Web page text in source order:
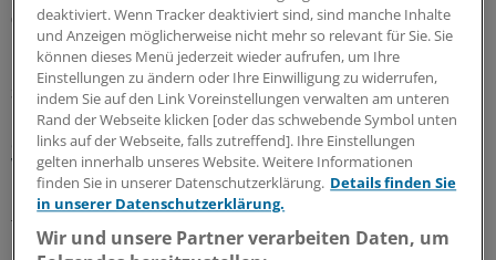
07.08.2026
Sparpaket sorgt für Unsicherheit
Praxisbesonderheiten in Zeiten des GKV-
Spargesetzes: Klarheit soll es in der kommenden
Woche geben
Ein Passus des Beitragssatzstabilisierungsgesetz sorgt
für Unruhe unter Ärztinnen und Ärzten. Stehen die
Praxisbesonderheiten auf der Kippe? Oder eher doch
deaktiviert. Wenn Tracker deaktiviert sind, sind manche Inhalte
und Anzeigen möglicherweise nicht mehr so relevant für Sie. Sie
können dieses Menü jederzeit wieder aufrufen, um Ihre
Einstellungen zu ändern oder Ihre Einwilligung zu widerrufen,
indem Sie auf den Link Voreinstellungen verwalten am unteren
Rand der Webseite klicken [oder das schwebende Symbol unten
links auf der Webseite, falls zutreffend]. Ihre Einstellungen
gelten innerhalb unseres Website. Weitere Informationen
finden Sie in unserer Datenschutzerklärung. Details finden Sie
in unserer Datenschutzerklärung.
Wir und unsere Partner verarbeiten Daten, um